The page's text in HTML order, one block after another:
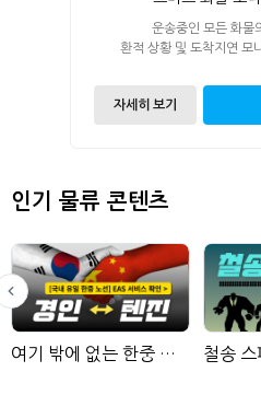
운송중인 모든 화물
환적 상황 및 도착지연 모
자세히 보기
인기 물류 콘텐츠
LinGo
여기 밖에 없는 한중 노선 확인하기